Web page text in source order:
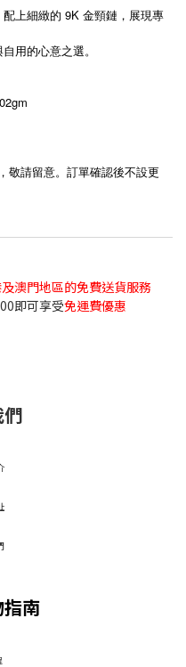
上細緻的 9K 金頸鏈，展現專
用的心意之選。
敬請留意。訂單確認後不設更
澳門地區的免費送貨服務
即可享受免運費優惠
南